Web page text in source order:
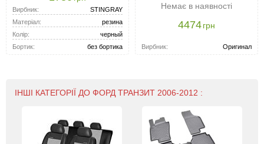
Вирбник:
STINGRAY
Матеріал:
резина
Колір:
черный
Бортик:
без бортика
Немає в наявності
4474грн
Вирбник: Оригинал
ІНШІ КАТЕГОРІЇ ДО ФОРД ТРАНЗИТ 2006-2012 :